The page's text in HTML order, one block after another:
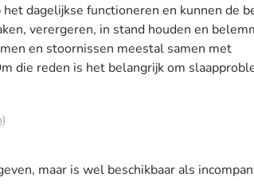
dagelijkse functioneren en kunnen de
verergeren, in stand houden en
en stoornissen meestal samen met
die reden is het belangrijk om
maar is wel beschikbaar als